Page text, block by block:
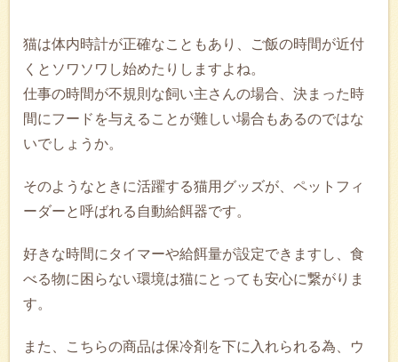
猫は体内時計が正確なこともあり、ご飯の時間が近付
くとソワソワし始めたりしますよね。
仕事の時間が不規則な飼い主さんの場合、決まった時
間にフードを与えることが難しい場合もあるのではな
いでしょうか。
そのようなときに活躍する猫用グッズが、ペットフィ
ーダーと呼ばれる自動給餌器です。
好きな時間にタイマーや給餌量が設定できますし、食
べる物に困らない環境は猫にとっても安心に繋がりま
す。
また、こちらの商品は保冷剤を下に入れられる為、ウ